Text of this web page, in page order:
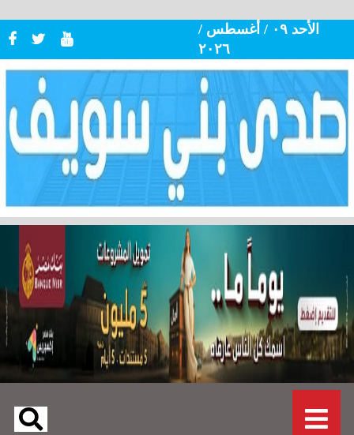
الأحد ٠٩ / أغسطس /
٢٠٢٦